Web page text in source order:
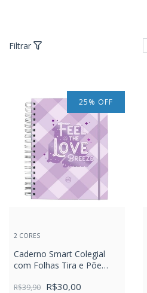
Filtrar
25% OFF
2 CORES
Caderno Smart Colegial
com Folhas Tira e Põe
R$39,90 R$30,00